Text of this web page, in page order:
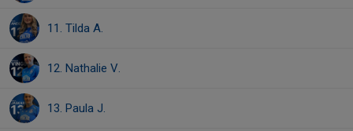
11. Tilda A.
12. Nathalie V.
13. Paula J.